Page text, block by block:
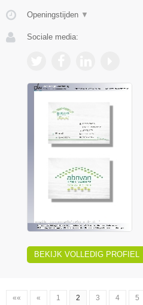
Openingstijden ▼
Sociale media:
BEKIJK VOLLEDIG PROFIEL
«« « 1 2 3 4 5